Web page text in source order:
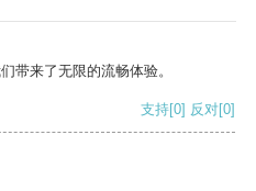
带来了无限的流畅体验。
支持[0] 反对[0]